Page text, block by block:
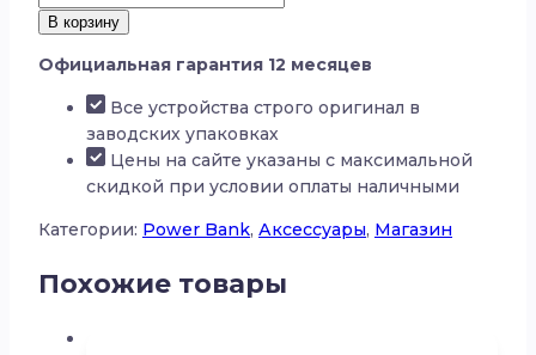
товара
Battery
Pack
Baseus
MagSafe
10000mAh
В корзину
Официальная гарантия 12 месяцев
Все устройства строго оригинал в
заводских упаковках
Цены на сайте указаны с максимальной
скидкой при условии оплаты наличными
Категории: Power Bank, Аксессуары, Магазин
Похожие товары